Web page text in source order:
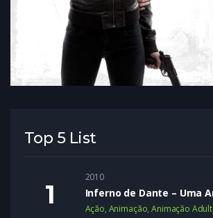
Top 5 List
2010
Ação, Animação,Animação